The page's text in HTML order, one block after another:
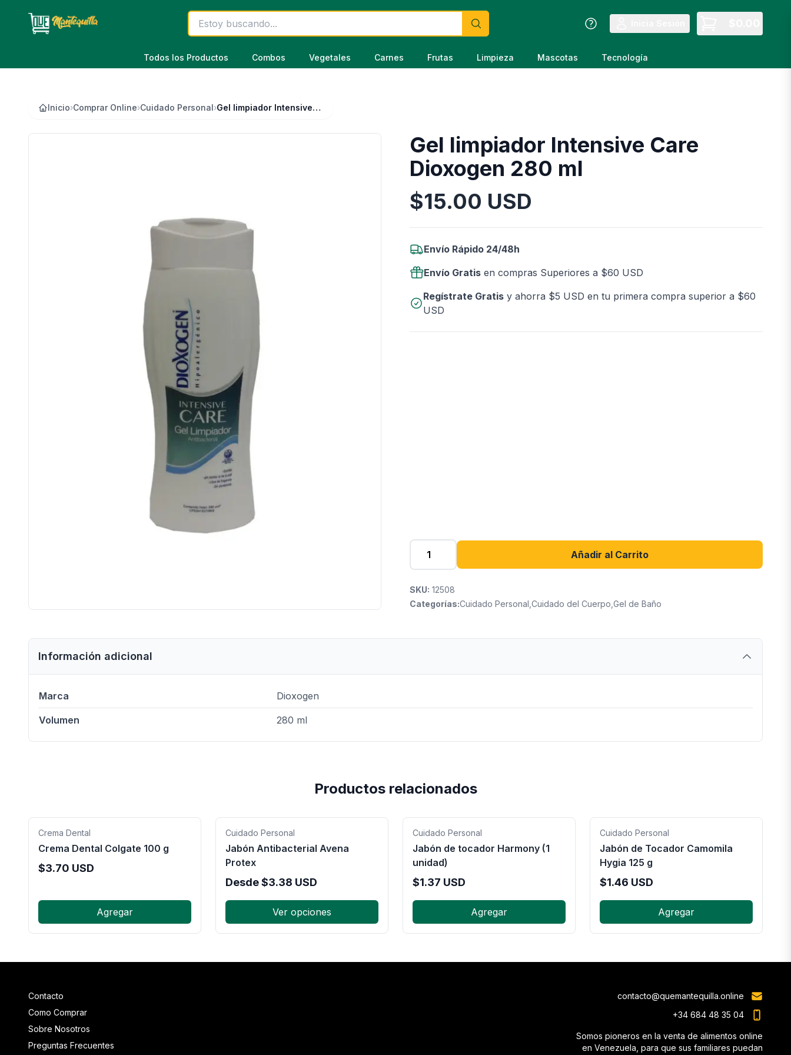
Todos los Productos Combos Vegetales Carnes Frutas Limpieza Mascotas Tecnología
Inicio›Comprar Online›Cuidado Personal› Gel limpiador Intensive Care Dioxogen 280 ml
Gel limpiador Intensive Care
Dioxogen 280 ml
Información del Producto
$15.00 USD
Envío Rápido 24/48h
Envío Gratis en compras Superiores a $60 USD
Regístrate Gratisy ahorra $5 USD en tu primera compra superior a $60
USD
Añadir al Carrito
SKU: 12508
Categorías:Cuidado Personal Cuidado del Cuerpo Gel de Baño
Información adicional
Marca Dioxogen
Volumen 280 ml
Productos relacionados
Crema Dental
Crema Dental Colgate 100 g
$3.70 USD
Agregar
Cuidado Personal
Jabón Antibacterial Avena
Protex
Desde$3.38 USD
Ver opciones
Cuidado Personal
Jabón de tocador Harmony (1
unidad)
$1.37 USD
Agregar
Cuidado Personal
Jabón de Tocador Camomila
Hygia 125 g
$1.46 USD
Agregar
Contacto
Como Comprar
Sobre Nosotros
Preguntas Frecuentes
contacto@quemantequilla.online
+34 684 48 35 04
Somos pioneros en la venta de alimentos online
en Venezuela, para que sus familiares puedan